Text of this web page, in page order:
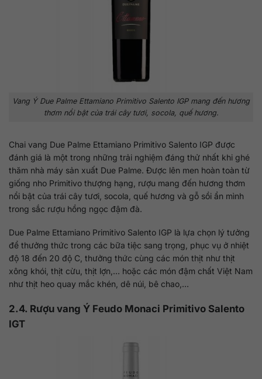
Vang Ý Due Palme Ettamiano Primitivo Salento IGP mang đến hương
thơm nổi bật của trái cây tươi, socola, quế hương.
Chai vang Due Palme Ettamiano Primitivo Salento IGP được
đánh giá là một trong những trải nghiệm đáng thử nhất khi ghé
thăm nhà máy sản xuất Due Palme. Được lên men hoàn toàn từ
giống nho Primitivo thượng hạng, rượu mang đến hương thơm
nổi bật của trái cây tươi, socola, quế hương và gỗ sồi ẩn mình
trong sắc rượu hồng ngọc đậm đà.
Due Palme Ettamiano Primitivo Salento IGP là lựa chọn lý tưởng
để thưởng thức trong các bữa tiệc sang trọng, phục vụ ở nhiệt
độ 18 đến 20 độ C, thưởng thức cùng các món thịt như thịt
xông khói, thịt cừu, thịt lợn,… hoặc các món đậm chất Việt Nam
như thịt heo quay mắc khén, dê núi, bê chao,…
2.4. Rượu vang Ý Feudo Monaci Primitivo Salento
IGT